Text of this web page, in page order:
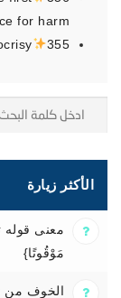
for harm
355
الأكثر زيارة
معنى قوله
مَوْقُوتًا}
الخوف من